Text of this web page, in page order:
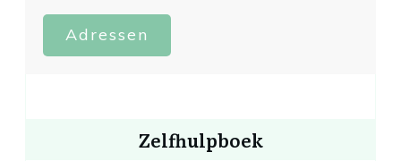
Adressen
Zelfhulpboek